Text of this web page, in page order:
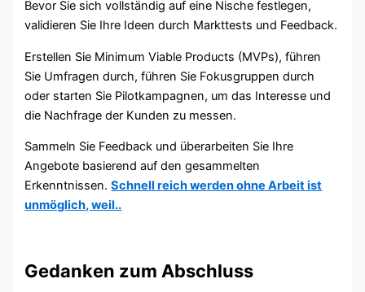
Bevor Sie sich vollständig auf eine Nische festlegen,
validieren Sie Ihre Ideen durch Markttests und Feedback.
Erstellen Sie Minimum Viable Products (MVPs), führen
Sie Umfragen durch, führen Sie Fokusgruppen durch
oder starten Sie Pilotkampagnen, um das Interesse und
die Nachfrage der Kunden zu messen.
Sammeln Sie Feedback und überarbeiten Sie Ihre
Angebote basierend auf den gesammelten
Erkenntnissen.Schnell reich werden ohne Arbeit ist
unmöglich, weil..
Gedanken zum Abschluss